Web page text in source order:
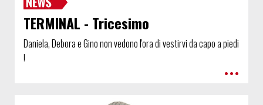
TERMINAL - Tricesimo
Daniela, Debora e Gino non vedono l'ora di vestirvi da capo a piedi
!
•••